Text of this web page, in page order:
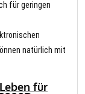
für geringen
natürlich mit
für